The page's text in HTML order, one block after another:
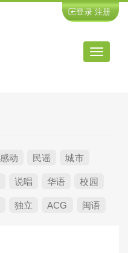
登录 注册
导
航
感动 民谣 城市
说唱 华语 校园
独立 ACG 闽语